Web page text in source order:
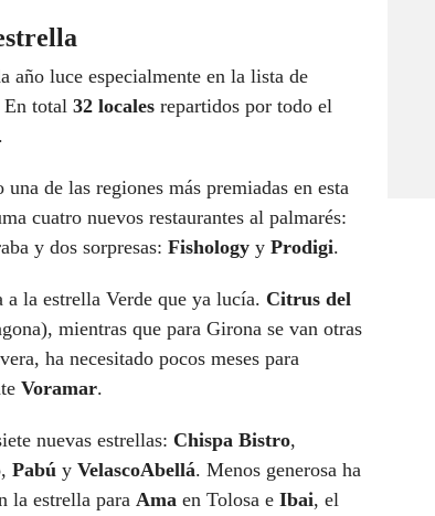
año luce especialmente en la lista de
En total 32 locales repartidos por todo el
una de las regiones más premiadas en esta
cuatro nuevos restaurantes al palmarés:
y dos sorpresas: Fishology y Prodigi.
a la estrella Verde que ya lucía. Citrus del
mientras que para Girona se van otras
ha necesitado pocos meses para
Voramar.
nuevas estrellas: Chispa Bistro,
, Pabú y VelascoAbellá. Menos generosa ha
la estrella para Ama en Tolosa e Ibai, el